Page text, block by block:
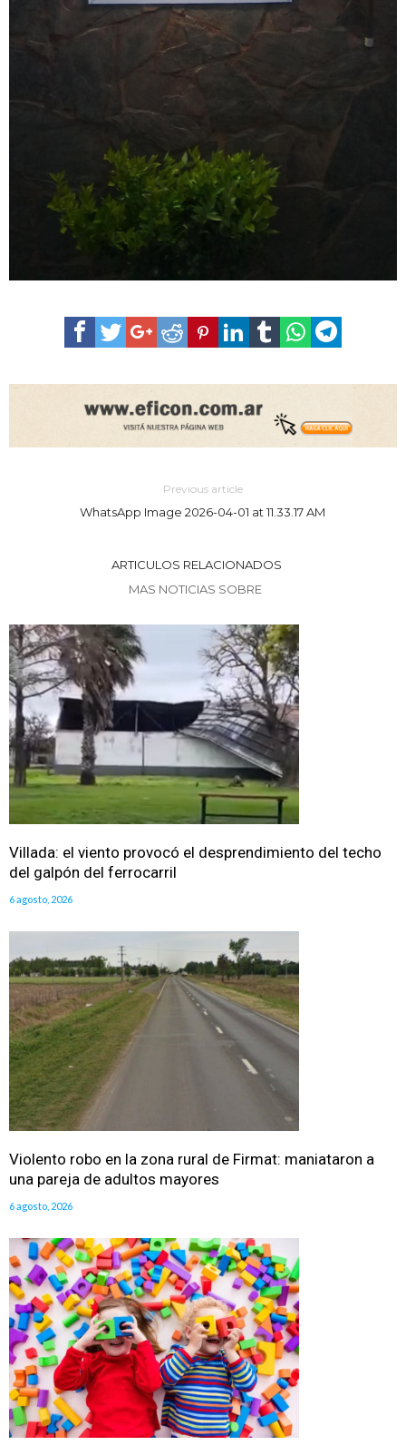
Previous article
WhatsApp Image 2026-04-01 at 11.33.17 AM
ARTICULOS RELACIONADOS
MAS NOTICIAS SOBRE
Villada: el viento provocó el desprendimiento del techo
del galpón del ferrocarril
6 agosto, 2026
Violento robo en la zona rural de Firmat: maniataron a
una pareja de adultos mayores
6 agosto, 2026